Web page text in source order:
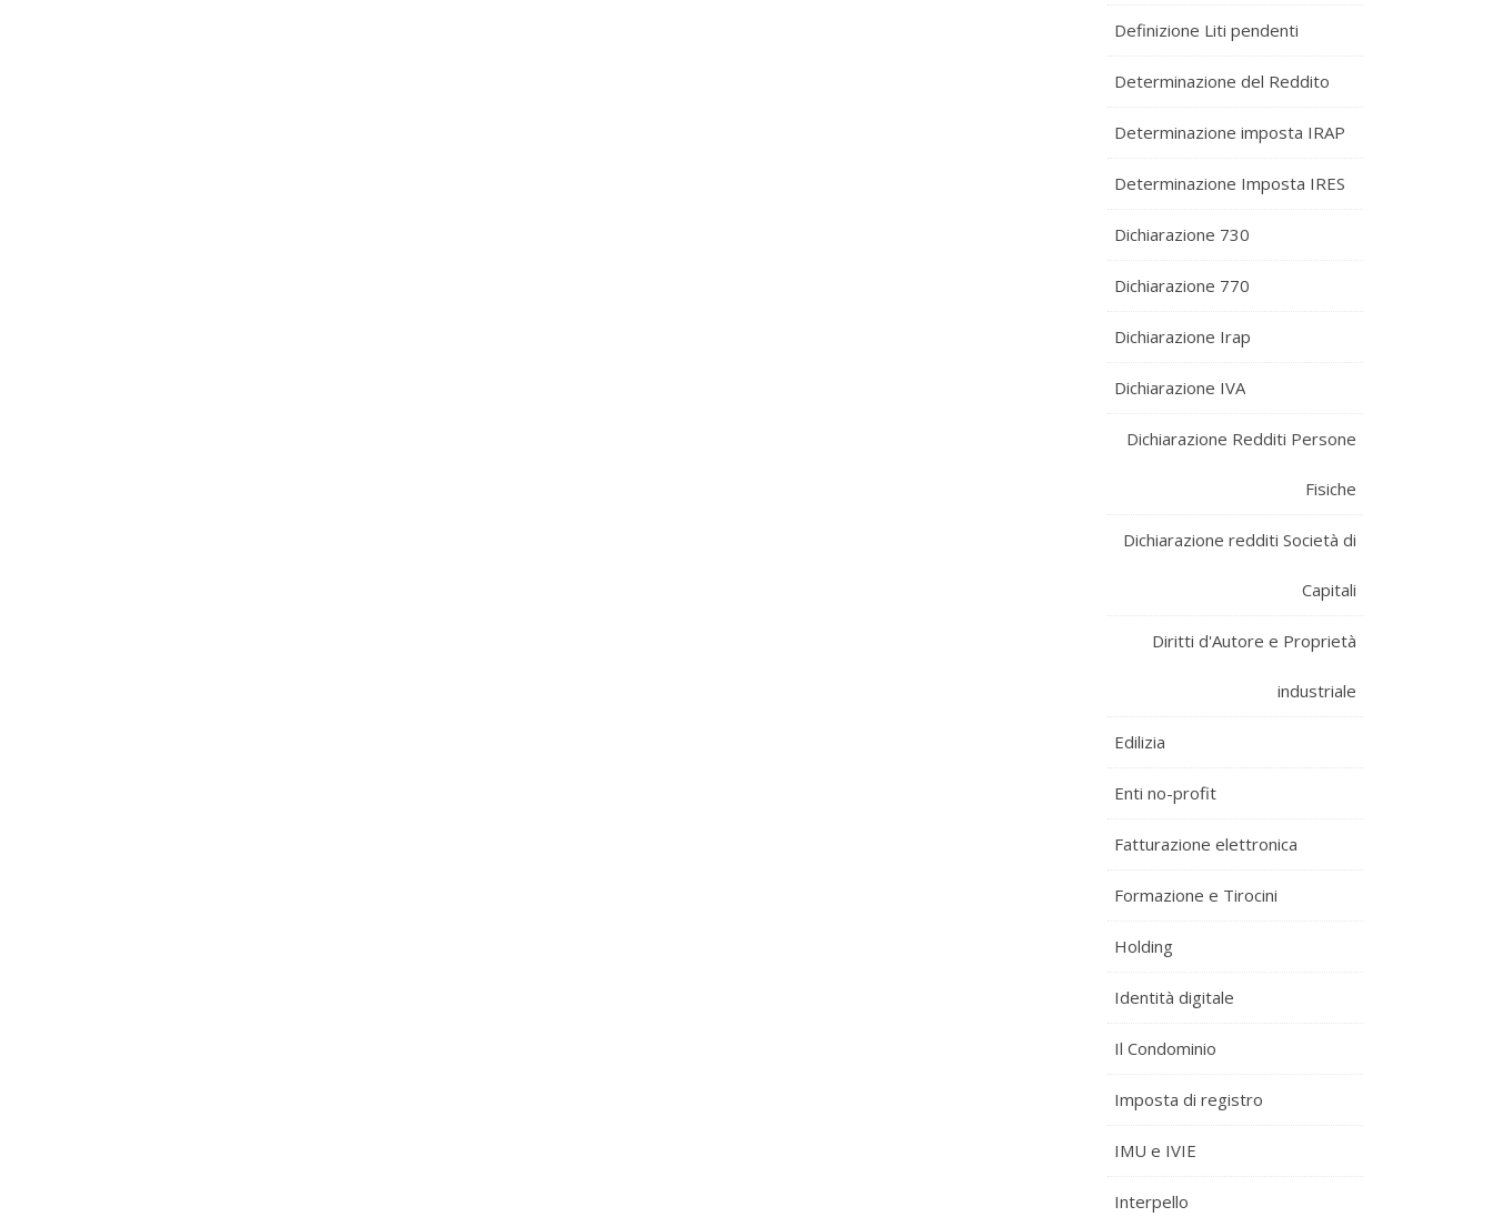
Definizione Liti pendenti
Determinazione del Reddito
Determinazione imposta IRAP
Determinazione Imposta IRES
Dichiarazione 730
Dichiarazione 770
Dichiarazione Irap
Dichiarazione IVA
Dichiarazione Redditi Persone
Fisiche
Dichiarazione redditi Società di
Capitali
Diritti d'Autore e Proprietà
industriale
Edilizia
Enti no-profit
Fatturazione elettronica
Formazione e Tirocini
Holding
Identità digitale
Il Condominio
Imposta di registro
IMU e IVIE
Interpello